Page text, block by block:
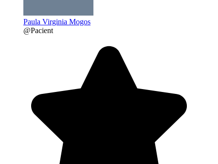
Paula Virginia Mogos
@Pacient